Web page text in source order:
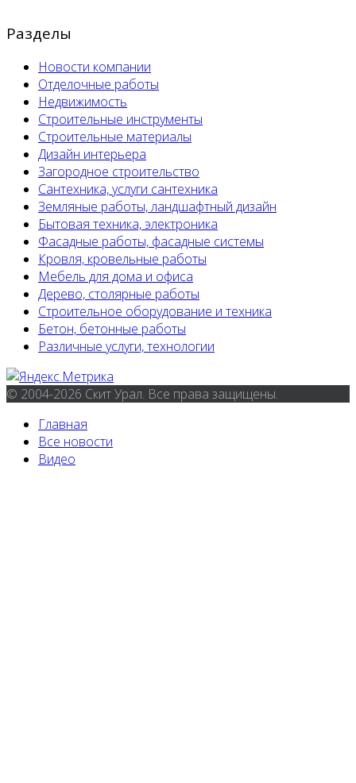
Разделы
Новости компании
Отделочные работы
Недвижимость
Строительные инструменты
Строительные материалы
Дизайн интерьера
Загородное строительство
Сантехника, услуги сантехника
Земляные работы, ландшафтный дизайн
Бытовая техника, электроника
Фасадные работы, фасадные системы
Кровля, кровельные работы
Мебель для дома и офиса
Дерево, столярные работы
Строительное оборудование и техника
Бетон, бетонные работы
Различные услуги, технологии
© 2004-2026 Скит Урал. Все права защищены.
Главная
Все новости
Видео